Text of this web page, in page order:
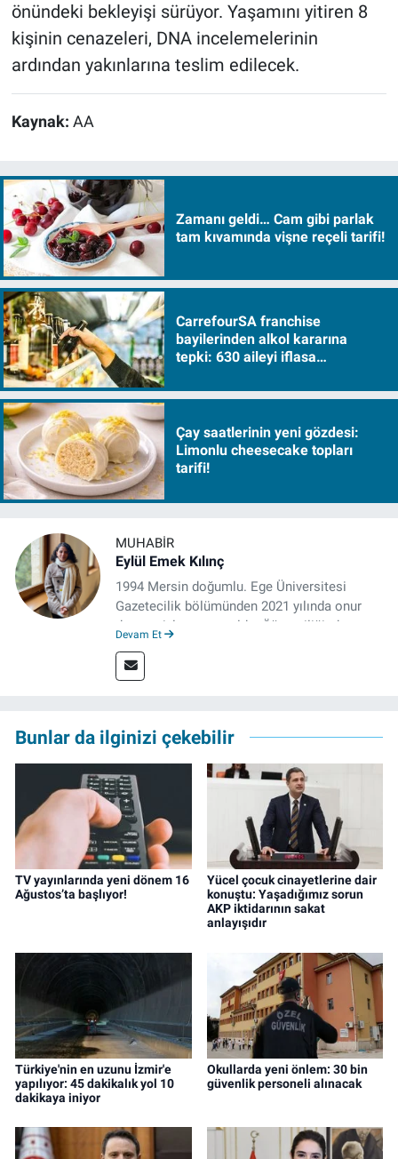
önündeki bekleyişi sürüyor. Yaşamını yitiren 8
kişinin cenazeleri, DNA incelemelerinin
ardından yakınlarına teslim edilecek.
Kaynak: AA
Zamanı geldi… Cam gibi parlak
tam kıvamında vişne reçeli tarifi!
CarrefourSA franchise
bayilerinden alkol kararına
tepki: 630 aileyi iflasa
Çay saatlerinin yeni gözdesi:
Limonlu cheesecake topları
tarifi!
MUHABIR
Eylül Emek Kılınç
1994 Mersin doğumlu. Ege Üniversitesi
Gazetecilik bölümünden 2021 yılında onur
derecesiyle mezun oldu. Öğrenciliğinde
deneyimin dışında kapatılana kadar Artı TV
ve TELE1 TV Ankara bürolarında editör ve
Devam Et
Bunlar da ilginizi çekebilir
TV yayınlarında yeni dönem 16
Ağustos’ta başlıyor!
Yücel çocuk cinayetlerine dair
konuştu: Yaşadığımız sorun
AKP iktidarının sakat
anlayışıdır
Türkiye'nin en uzunu İzmir'e
yapılıyor: 45 dakikalık yol 10
dakikaya iniyor
Okullarda yeni önlem: 30 bin
güvenlik personeli alınacak